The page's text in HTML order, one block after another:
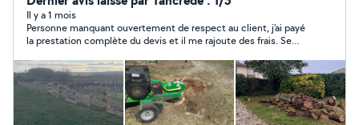
à me contacter pour toutes demandes Contactez moi
de préférence au 06/20/94/78/34
Il y a 1 mois
Personne manquant ouvertement de respect au client, j'ai payé
la prestation complète du devis et il me rajoute des frais. Se
téléphone. Je l'ai payé 1350 € pour 2 jours de travail et ensuite
il me rajoute des frais en supplément... Le travail est décevant il
devait faire un autre chantier mais j'ai un trouvé un bien
meilleur artisan. C'est bien la première fois que je me vois
contraint de dénoncer et signaler quelqu'un !